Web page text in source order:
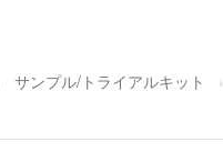
サンプル/トライアルキット